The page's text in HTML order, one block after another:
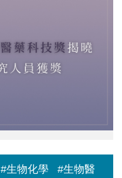
#生物化學
#生物醫